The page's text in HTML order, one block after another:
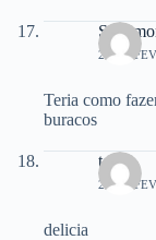
23 DE
Teria como
buracos
telma
24 DE
delicia